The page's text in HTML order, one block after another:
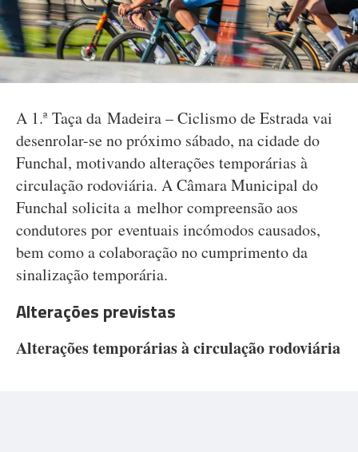
A 1.ª Taça da Madeira – Ciclismo de Estrada vai
desenrolar-se no próximo sábado, na cidade do
Funchal, motivando alterações temporárias à
circulação rodoviária. A Câmara Municipal do
Funchal solicita a melhor compreensão aos
condutores por eventuais incómodos causados,
bem como a colaboração no cumprimento da
sinalização temporária.
Alterações previstas
Alterações temporárias à circulação rodoviária